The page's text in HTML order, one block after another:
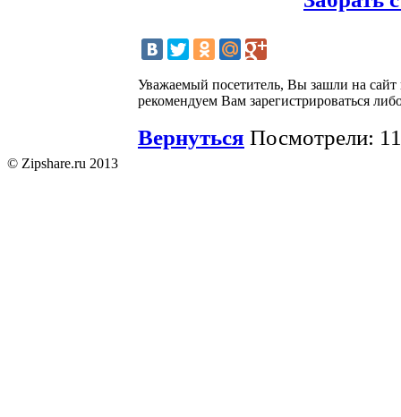
Уважаемый посетитель, Вы зашли на
рекомендуем Вам зарегистрироваться
Вернуться Посмотрели:
© Zipshare.ru 2013